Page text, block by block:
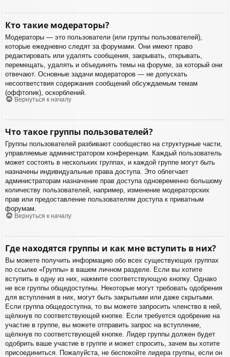
Кто такие модераторы?
Модераторы — это пользователи (или группы пользователей),
которые ежедневно следят за форумами. Они имеют право
редактировать или удалять сообщения, закрывать, открывать,
перемещать, удалять и объединять темы на форуме, за который они
отвечают. Основные задачи модераторов — не допускать
несоответствия содержания сообщений обсуждаемым темам
(оффтопик), оскорблений.
Вернуться к началу
Что такое группы пользователей?
Группы пользователей разбивают сообщество на структурные части,
управляемые администратором конференции. Каждый пользователь
может состоять в нескольких группах, и каждой группе могут быть
назначены индивидуальные права доступа. Это облегчает
администраторам назначение прав доступа одновременно большому
количеству пользователей, например, изменение модераторских
прав или предоставление пользователям доступа к приватным
форумам.
Вернуться к началу
Где находятся группы и как мне вступить в них?
Вы можете получить информацию обо всех существующих группах
по ссылке «Группы» в вашем личном разделе. Если вы хотите
вступить в одну из них, нажмите соответствующую кнопку. Однако
не все группы общедоступны. Некоторые могут требовать одобрения
для вступления в них, могут быть закрытыми или даже скрытыми.
Если группа общедоступна, то вы можете запросить членство в ней,
щёлкнув по соответствующей кнопке. Если требуется одобрение на
участие в группе, вы можете отправить запрос на вступление,
щёлкнув по соответствующей кнопке. Лидер группы должен будет
одобрить ваше участие в группе и может спросить, зачем вы хотите
присоединиться. Пожалуйста, не беспокойте лидера группы, если он